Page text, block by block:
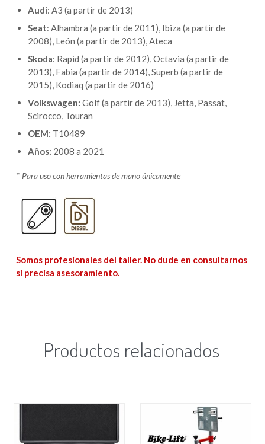
Audi: A3 (a partir de 2013)
Seat: Alhambra (a partir de 2011), Ibiza (a partir de
2008), León (a partir de 2013), Ateca
Skoda: Rapid (a partir de 2012), Octavia (a partir de
2013), Fabia (a partir de 2014), Superb (a partir de
2015), Kodiaq (a partir de 2016)
Volkswagen: Golf (a partir de 2013), Jetta, Passat,
Scirocco, Touran
OEM: T10489
Años: 2008 a 2021
* Para uso con herramientas de mano únicamente
Somos profesionales del taller. No dude en consultarnos
si precisa asesoramiento.
Productos relacionados